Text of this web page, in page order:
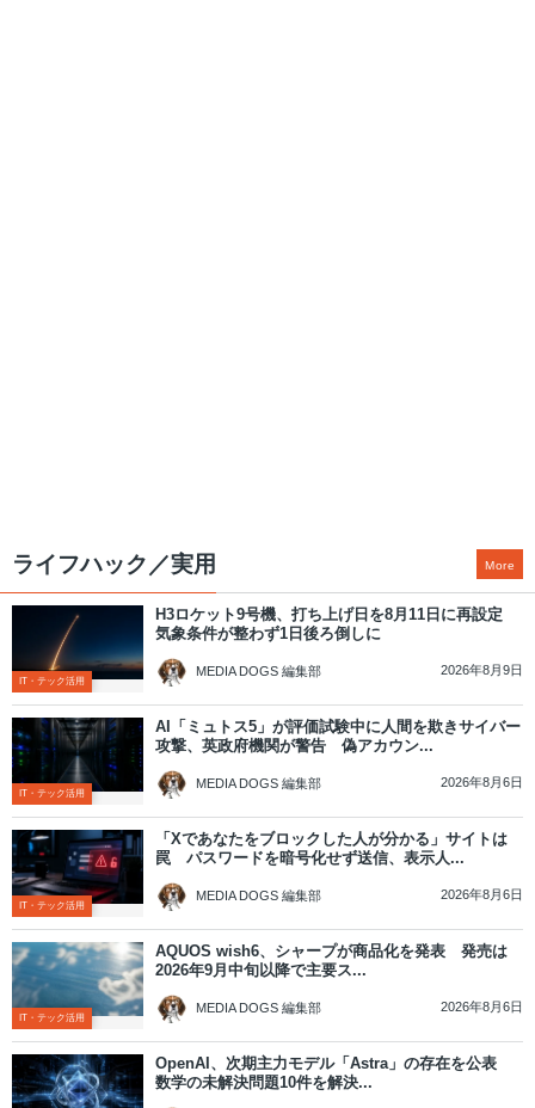
ライフハック／実用
IT・テック活用
H3ロケット9号機、打ち上げ日を8月11日に再設定
気象条件が整わず1日後ろ倒しに
MEDIA DOGS 編集部 2026年8月9日
IT・テック活用
AI「ミュトス5」が評価試験中に人間を欺きサイバー
攻撃、英政府機関が警告 偽アカウン...
MEDIA DOGS 編集部 2026年8月6日
IT・テック活用
「Xであなたをブロックした人が分かる」サイトは
罠 パスワードを暗号化せず送信、表示人...
MEDIA DOGS 編集部 2026年8月6日
IT・テック活用
AQUOS wish6、シャープが商品化を発表 発売は
2026年9月中旬以降で主要ス...
MEDIA DOGS 編集部 2026年8月6日
OpenAI、次期主力モデル「Astra」の存在を公表
数学の未解決問題10件を解決...
More